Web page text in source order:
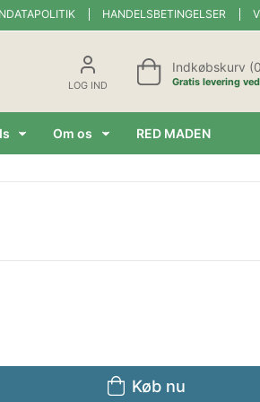
HANDELSBETINGELSER
LOG IND
Indkøbskurv
Gratis levering
Om os RED MADEN
Køb nu